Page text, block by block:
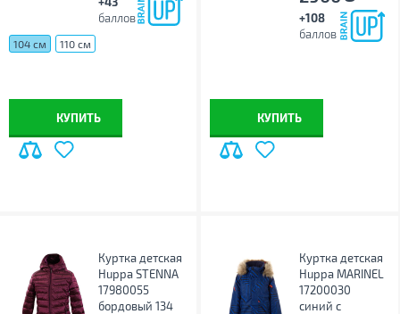
баллов
104 см 110 см
КУПИТЬ
+108
баллов
КУПИТЬ
Куртка детская
Huppa STENNA
17980055
бордовый 134
Куртка детская
Huppa MARINEL
17200030
синий с